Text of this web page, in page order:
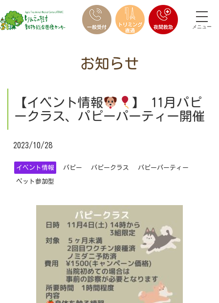
メニュー
お知らせ
【イベント情報
】 11月パピ
ークラス、パピーパーティー開催
2023/10/28
イベント情報 パピー パピークラス パピーパーティー
ペット参加型